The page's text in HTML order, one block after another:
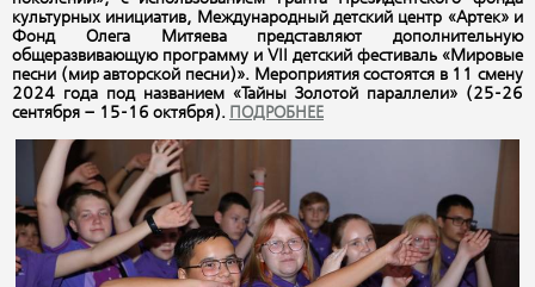
культурных инициатив, Международный детский центр «Артек» и
Фонд Олега Митяева представляют дополнительную
общеразвивающую программу и VII детский фестиваль «Мировые
песни (мир авторской песни)». Мероприятия состоятся в 11 смену
2024 года под названием «Тайны Золотой параллели» (25-26
сентября – 15-16 октября). ПОДРОБНЕЕ